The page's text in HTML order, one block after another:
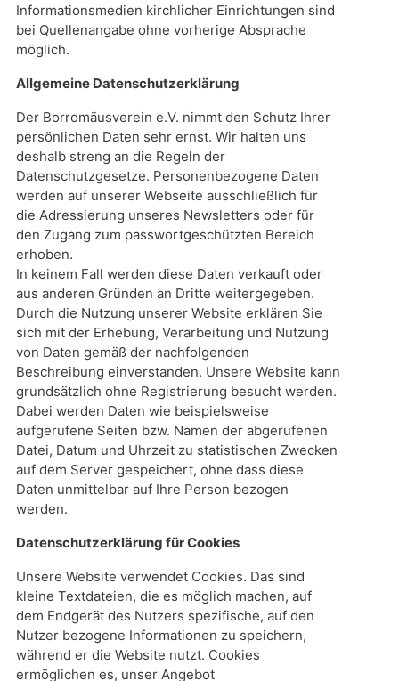
Informationsmedien kirchlicher Einrichtungen sind
bei Quellenangabe ohne vorherige Absprache
möglich.
Allgemeine Datenschutzerklärung
Der Borromäusverein e.V. nimmt den Schutz Ihrer
persönlichen Daten sehr ernst. Wir halten uns
deshalb streng an die Regeln der
Datenschutzgesetze. Personenbezogene Daten
werden auf unserer Webseite ausschließlich für
die Adressierung unseres Newsletters oder für
den Zugang zum passwortgeschützten Bereich
erhoben.
In keinem Fall werden diese Daten verkauft oder
aus anderen Gründen an Dritte weitergegeben.
Durch die Nutzung unserer Website erklären Sie
sich mit der Erhebung, Verarbeitung und Nutzung
von Daten gemäß der nachfolgenden
Beschreibung einverstanden. Unsere Website kann
grundsätzlich ohne Registrierung besucht werden.
Dabei werden Daten wie beispielsweise
aufgerufene Seiten bzw. Namen der abgerufenen
Datei, Datum und Uhrzeit zu statistischen Zwecken
auf dem Server gespeichert, ohne dass diese
Daten unmittelbar auf Ihre Person bezogen
werden.
Datenschutzerklärung für Cookies
Unsere Website verwendet Cookies. Das sind
kleine Textdateien, die es möglich machen, auf
dem Endgerät des Nutzers spezifische, auf den
Nutzer bezogene Informationen zu speichern,
während er die Website nutzt. Cookies
ermöglichen es, unser Angebot